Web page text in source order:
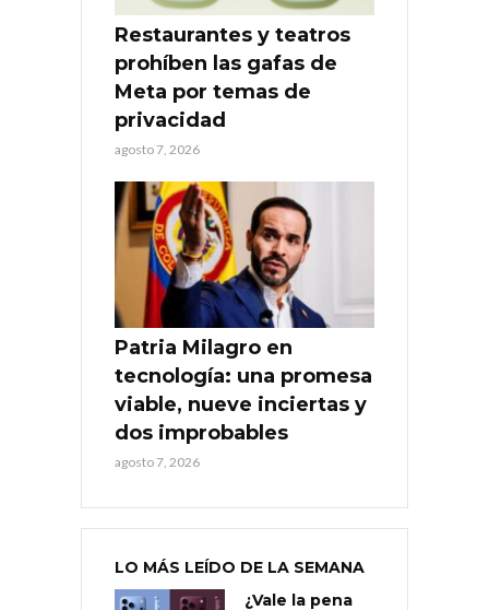
Restaurantes y teatros
prohíben las gafas de
Meta por temas de
privacidad
agosto 7, 2026
Patria Milagro en
tecnología: una promesa
viable, nueve inciertas y
dos improbables
agosto 7, 2026
LO MÁS LEÍDO DE LA SEMANA
¿Vale la pena